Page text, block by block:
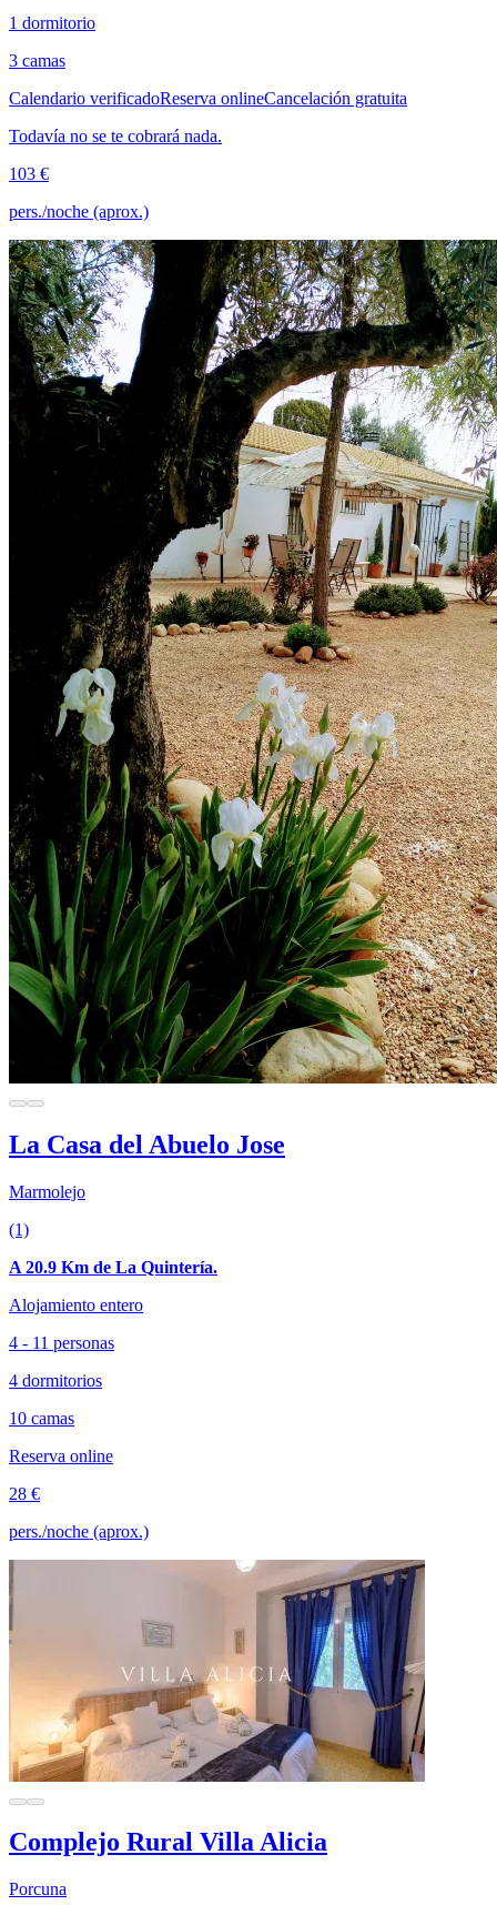
1 dormitorio
3 camas
Calendario verificadoReserva onlineCancelación gratuita
Todavía no se te cobrará nada.
103 €
pers./noche (aprox.)
La Casa del Abuelo Jose
Marmolejo
(1)
A 20.9 Km de La Quintería.
Alojamiento entero
4 - 11 personas
4 dormitorios
10 camas
Reserva online
28 €
pers./noche (aprox.)
Complejo Rural Villa Alicia
Porcuna